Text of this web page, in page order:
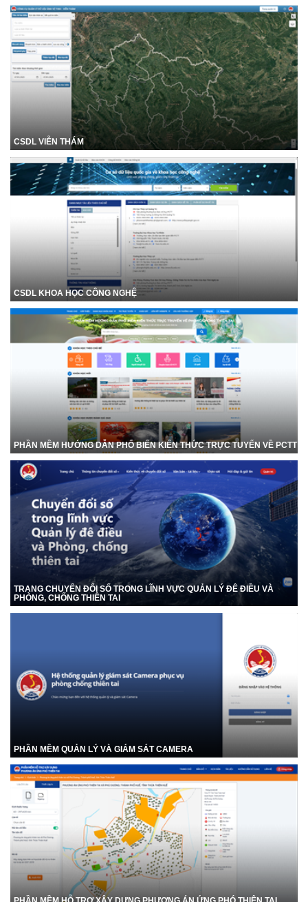
CSDL VIỄN THÁM
CSDL KHOA HỌC CÔNG NGHỆ
PHẦN MỀM HƯỚNG DẪN PHỔ BIẾN KIẾN THỨC TRỰC TUYẾN VỀ PCTT
TRANG CHUYỂN ĐỔI SỐ TRONG LĨNH VỰC QUẢN LÝ ĐÊ ĐIỀU VÀ
PHÒNG, CHỐNG THIÊN TAI
PHẦN MỀM QUẢN LÝ VÀ GIÁM SÁT CAMERA